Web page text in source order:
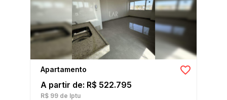
Apartamento
A partir de: R$ 522.795
R$ 99 de Iptu